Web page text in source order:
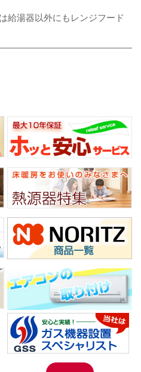
給湯器以外にもレンジフード